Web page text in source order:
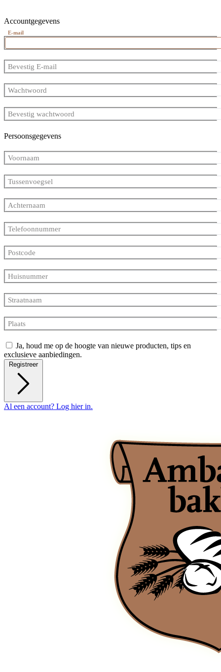
Accountgegevens
E-mail
Bevestig E-mail
Wachtwoord
Bevestig wachtwoord
Persoonsgegevens
Voornaam
Tussenvoegsel
Achternaam
Telefoonnummer
Postcode
Huisnummer
Straatnaam
Plaats
Ja, houd me op de hoogte van nieuwe producten, tips en
exclusieve aanbiedingen.
Registreer
Al een account? Log hier in.